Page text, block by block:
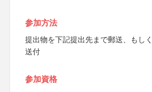
参加方法
提出物を下記提出先まで郵送、もし
送付
参加資格